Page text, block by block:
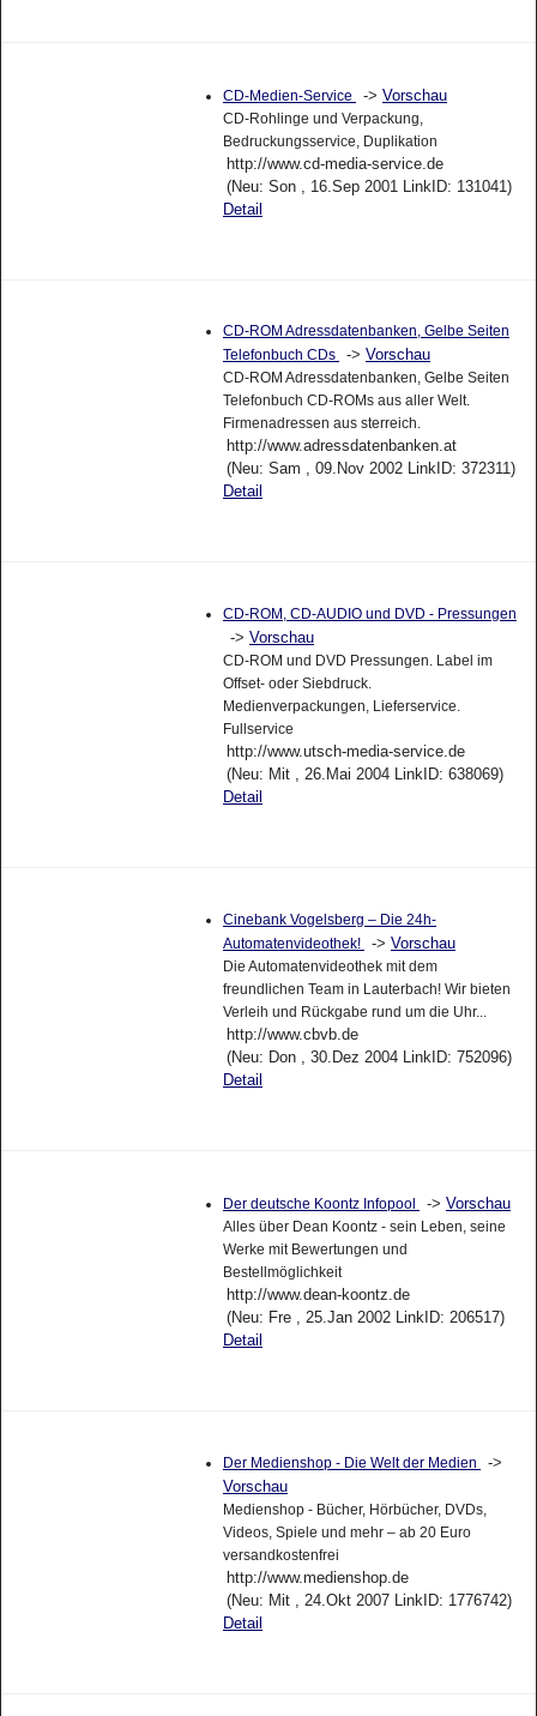
CD-Medien-Service -> Vorschau
CD-Rohlinge und Verpackung,
Bedruckungsservice, Duplikation
http://www.cd-media-service.de
(Neu: Son , 16.Sep 2001 LinkID: 131041)
Detail
CD-ROM Adressdatenbanken, Gelbe Seiten
Telefonbuch CDs
-> Vorschau
CD-ROM Adressdatenbanken, Gelbe Seiten
Telefonbuch CD-ROMs aus aller Welt.
Firmenadressen aus sterreich.
http://www.adressdatenbanken.at
(Neu: Sam , 09.Nov 2002 LinkID: 372311)
Detail
CD-ROM, CD-AUDIO und DVD - Pressungen
-> Vorschau
CD-ROM und DVD Pressungen. Label im
Offset- oder Siebdruck.
Medienverpackungen, Lieferservice.
Fullservice
http://www.utsch-media-service.de
(Neu: Mit , 26.Mai 2004 LinkID: 638069)
Detail
Cinebank Vogelsberg – Die 24h-
Automatenvideothek!
-> Vorschau
Die Automatenvideothek mit dem
freundlichen Team in Lauterbach! Wir bieten
Verleih und Rückgabe rund um die Uhr...
http://www.cbvb.de
(Neu: Don , 30.Dez 2004 LinkID: 752096)
Detail
Der deutsche Koontz Infopool -> Vorschau
Alles über Dean Koontz - sein Leben, seine
Werke mit Bewertungen und
Bestellmöglichkeit
http://www.dean-koontz.de
(Neu: Fre , 25.Jan 2002 LinkID: 206517)
Detail
Der Medienshop - Die Welt der Medien
->
Vorschau
Medienshop - Bücher, Hörbücher, DVDs,
Videos, Spiele und mehr – ab 20 Euro
versandkostenfrei
http://www.medienshop.de
(Neu: Mit , 24.Okt 2007 LinkID: 1776742)
Detail